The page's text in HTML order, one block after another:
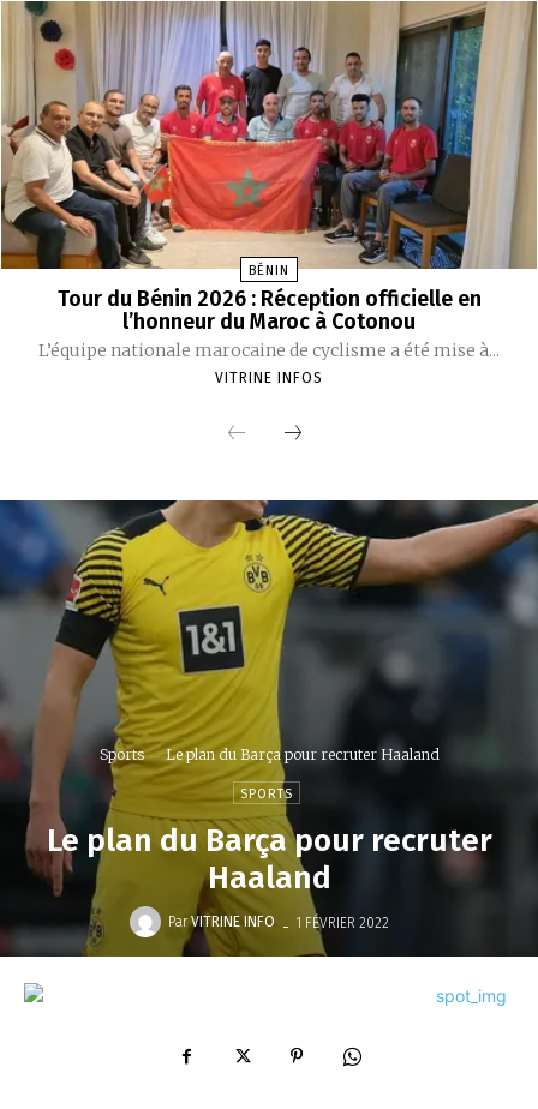
BÉNIN
Tour du Bénin 2026 : Réception officielle en
l’honneur du Maroc à Cotonou
‎L’équipe nationale marocaine de cyclisme a été mise à...
VITRINE INFOS